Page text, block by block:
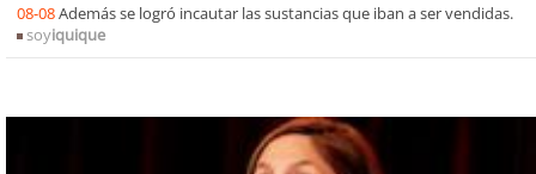
08-08Además se logró incautar las sustancias que iban a ser vendidas.
soyiquique